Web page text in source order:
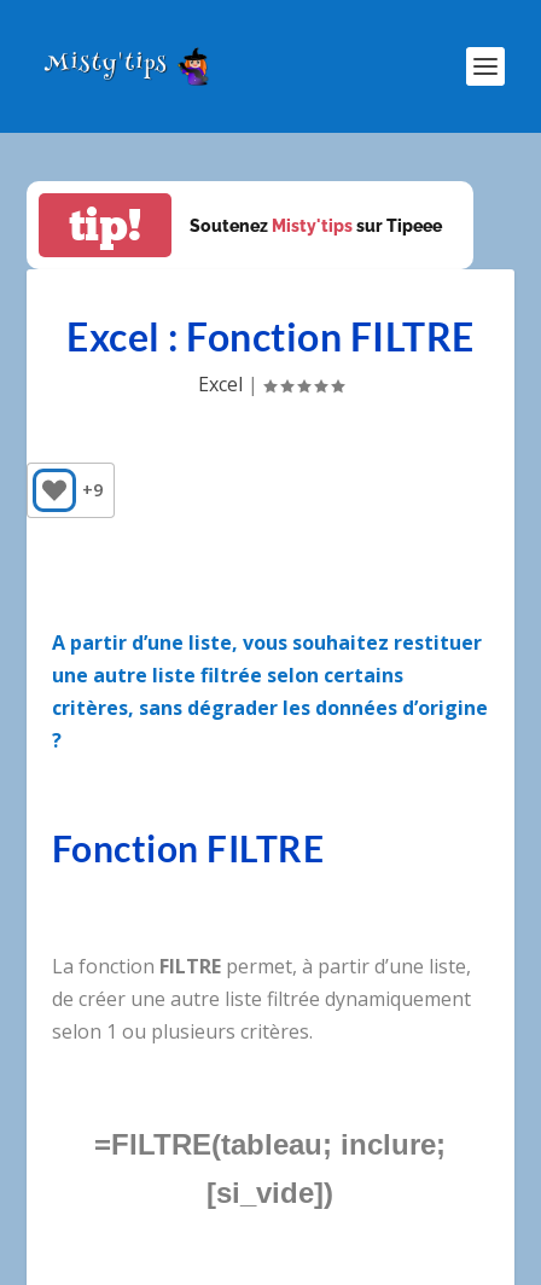
tip! Soutenez Misty'tipssur Tipeee
Excel : Fonction FILTRE
Excel |
+9
A partir d’une liste, vous souhaitez restituer
une autre liste filtrée selon certains
critères, sans dégrader les données d’origine
?
Fonction FILTRE
La fonction FILTREpermet, à partir d’une liste,
de créer une autre liste filtrée dynamiquement
selon 1 ou plusieurs critères.
=FILTRE(tableau; inclure;
[si_vide])